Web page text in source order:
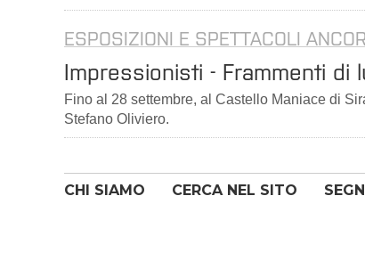
ESPOSIZIONI E SPETTACOLI
Impressionisti - Frammenti di
Fino al 28 settembre, al Castello Maniace di
Stefano Oliviero.
CHI SIAMO CERCA NEL SITO